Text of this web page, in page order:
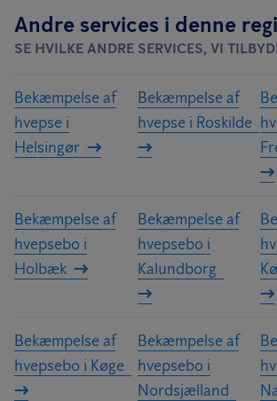
Andre services i denne
SE HVILKE ANDRE SERVICES, VI
Bekæmpelse af
hvepse i
Helsingør
Bekæmpelse af
hvepse i Roskilde
Bekæmpelse af
hvepsebo i
Holbæk
Bekæmpelse af
hvepsebo i
Kalundborg
Bekæmpelse af
hvepsebo i Køge
Bekæmpelse af
hvepsebo i
Nordsjælland